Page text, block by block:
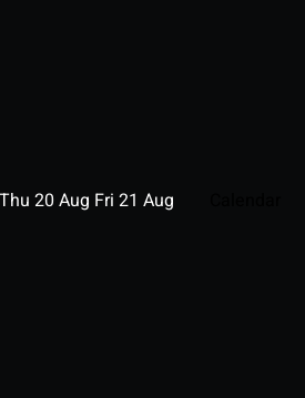
Thu 20 Aug Fri 21 Aug